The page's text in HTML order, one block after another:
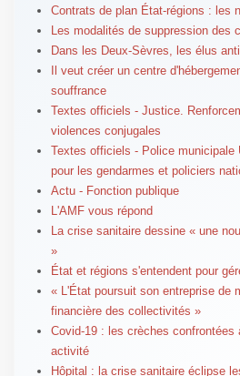
Contrats de plan État-régions : les
Les modalités de suppression des
Dans les Deux-Sèvres, les élus
Il veut créer un centre
souffrance
Textes officiels - Justice.
violences conjugales
Textes officiels - Police municipale
pour les gendarmes et policiers
Actu - Fonction publique
L'AMF vous répond
La crise sanitaire dessine « une
»
État et régions s'entendent pour
« L'État poursuit son entreprise de
financière des collectivités »
Covid-19 : les crèches confrontées
activité
Hôpital : la crise sanitaire éclipse